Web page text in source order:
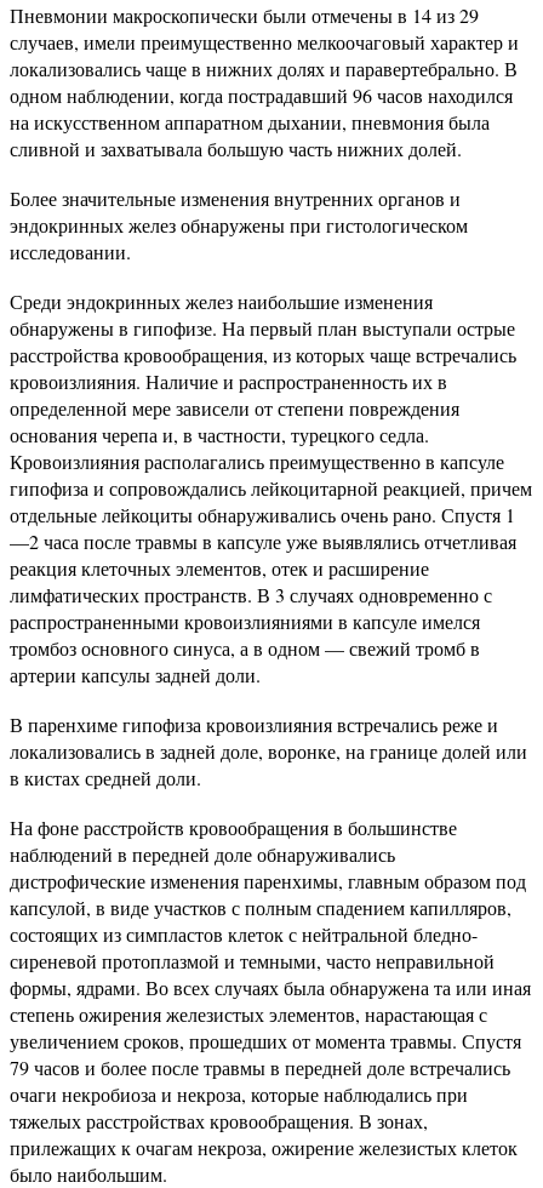
Пневмонии макроскопически были отмечены в 14 из 29
случаев, имели преимущественно мелкоочаговый характер и
локализовались чаще в нижних долях и паравертебрально. В
одном наблюдении, когда пострадавший 96 часов находился
на искусственном аппаратном дыхании, пневмония была
сливной и захватывала большую часть нижних долей.
Более значительные изменения внутренних органов и
эндокринных желез обнаружены при гистологическом
исследовании.
Среди эндокринных желез наибольшие изменения
обнаружены в гипофизе. На первый план выступали острые
расстройства кровообращения, из которых чаще встречались
кровоизлияния. Наличие и распространенность их в
определенной мере зависели от степени повреждения
основания черепа и, в частности, турецкого седла.
Кровоизлияния располагались преимущественно в капсуле
гипофиза и сопровождались лейкоцитарной реакцией, причем
отдельные лейкоциты обнаруживались очень рано. Спустя 1
—2 часа после травмы в капсуле уже выявлялись отчетливая
реакция клеточных элементов, отек и расширение
лимфатических пространств. В 3 случаях одновременно с
распространенными кровоизлияниями в капсуле имелся
тромбоз основного синуса, а в одном — свежий тромб в
артерии капсулы задней доли.
В паренхиме гипофиза кровоизлияния встречались реже и
локализовались в задней доле, воронке, на границе долей или
в кистах средней доли.
На фоне расстройств кровообращения в большинстве
наблюдений в передней доле обнаруживались
дистрофические изменения паренхимы, главным образом под
капсулой, в виде участков с полным спадением капилляров,
состоящих из симпластов клеток с нейтральной бледно-
сиреневой протоплазмой и темными, часто неправильной
формы, ядрами. Во всех случаях была обнаружена та или иная
степень ожирения железистых элементов, нарастающая с
увеличением сроков, прошедших от момента травмы. Спустя
79 часов и более после травмы в передней доле встречались
очаги некробиоза и некроза, которые наблюдались при
тяжелых расстройствах кровообращения. В зонах,
прилежащих к очагам некроза, ожирение железистых клеток
было наибольшим.